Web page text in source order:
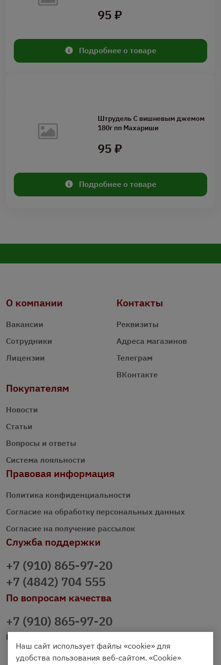
95 ₽
Подробнее о товаре
Штрудель С вишневым джемом
180г пп Махариши
95 ₽
Подробнее о товаре
О компании
Вакансии
Сотрудники
Лицензии
Контакты
Реквизиты
Адреса магазинов
Телеграм
ВКонтакте
Покупателям
Новости
Статьи
Вопросы и ответы
Система лояльности
Правовая информация
Политика конфиденциальности
Согласие на обработку персональных данных
Согласие на получение рассылок
Служба поддержки
+7 (910) 865-97-20
+7 (4842) 704 555
По вопросам качества
+7 (910) 865-97-20
prazdnichniy40@palmi.ru
Наш сайт использует файлы «cookie» для
удобства пользования веб-сайтом. «Cookie»